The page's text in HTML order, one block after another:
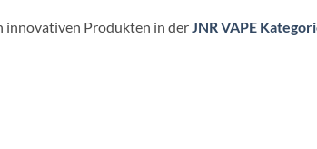
innovativen Produkten in derJNR VAPE